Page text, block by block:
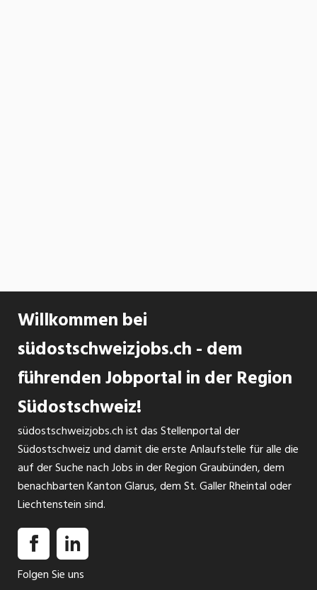
Willkommen bei
südostschweizjobs.ch - dem
führenden Jobportal in der Region
Südostschweiz!
südostschweizjobs.ch ist das Stellenportal der
Südostschweiz und damit die erste Anlaufstelle für alle die
auf der Suche nach Jobs in der Region Graubünden, dem
benachbarten Kanton Glarus, dem St. Galler Rheintal oder
Liechtenstein sind.
Folgen Sie uns